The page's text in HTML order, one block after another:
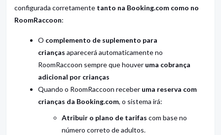
configurada corretamente tanto na Booking.com como no
RoomRaccoon:
O complemento de suplemento para
crianças aparecerá automaticamente no
RoomRaccoon sempre que houver uma cobrança
adicional por crianças
Quando o RoomRaccoon receber uma reserva com
crianças da Booking.com, o sistema irá:
Atribuir o plano de tarifas com base no
número correto de adultos.